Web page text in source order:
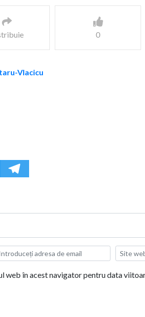
0
Vlacicu
web în acest navigator pentru data